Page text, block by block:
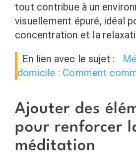
tout contribue à un
visuellement épuré, idéal
concentration et la
En lien avec le sujet :
domicile : Comment
Ajouter des
pour renforcer
méditation